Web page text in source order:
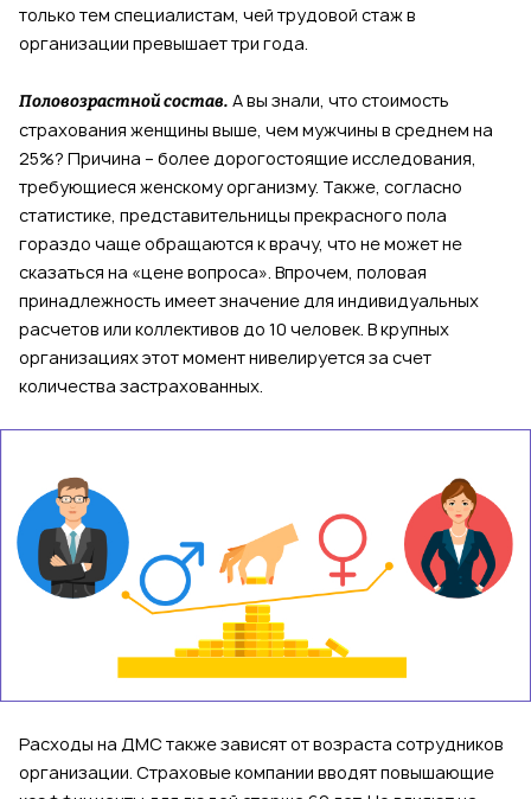
только тем специалистам, чей трудовой стаж в
организации превышает три года.
Половозрастной состав. А вы знали, что стоимость
страхования женщины выше, чем мужчины в среднем на
25%? Причина – более дорогостоящие исследования,
требующиеся женскому организму. Также, согласно
статистике, представительницы прекрасного пола
гораздо чаще обращаются к врачу, что не может не
сказаться на «цене вопроса». Впрочем, половая
принадлежность имеет значение для индивидуальных
расчетов или коллективов до 10 человек. В крупных
организациях этот момент нивелируется за счет
количества застрахованных.
Расходы на ДМС также зависят от возраста сотрудников
организации. Страховые компании вводят повышающие